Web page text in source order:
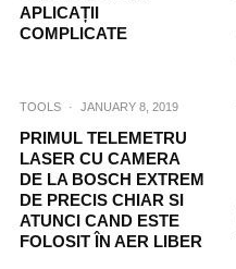
APLICAȚII
COMPLICATE
TOOLS · JANUARY 8, 2019
PRIMUL TELEMETRU
LASER CU CAMERA
DE LA BOSCH EXTREM
DE PRECIS CHIAR SI
ATUNCI CAND ESTE
FOLOSIT ÎN AER LIBER